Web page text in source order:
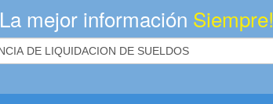
La mejor información Siempre!